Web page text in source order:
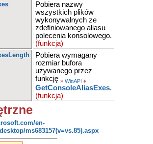
Pobiera nazwy
wszystkich plików
wykonywalnych ze
zdefiniowanego aliasu
polecenia konsolowego.
(funkcja)
Pobiera wymagany
rozmiar bufora
używanego przez
funkcję » WinAPI ♦
GetConsoleAliasExes.
(funkcja)
en-
ms683157(v=vs.85).aspx